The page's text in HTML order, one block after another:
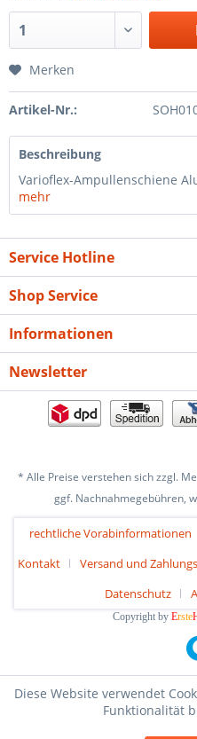
Merken
Artikel-Nr.:
Beschreibung
Varioflex-Ampullenschiene
mehr
Service Hotline
Shop Service
Informationen
Newsletter
* Alle Preise verstehen sich zzgl.
ggf. Nachnahmegebühren,
rechtliche Vorabinformationen
Kontakt
Versand und
Datenschutz
Copyright by Erste
Diese Website verwendet
Funktionalität